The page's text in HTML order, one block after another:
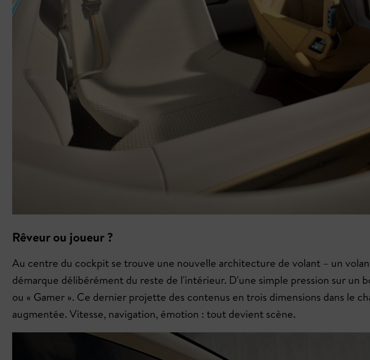
Rêveur ou joueur ?
Au centre du cockpit se trouve une nouvelle architecture de volant – un
démarque délibérément du reste de l'intérieur. D'une simple pression sur un
ou « Gamer ». Ce dernier projette des contenus en trois dimensions dans le
augmentée. Vitesse, navigation, émotion : tout devient scène.